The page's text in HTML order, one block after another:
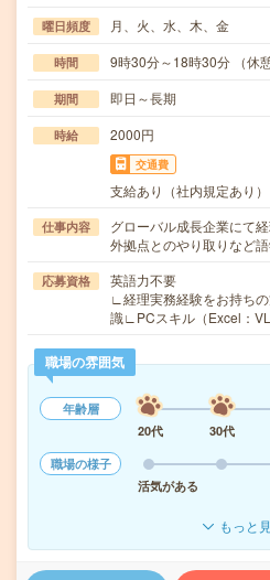
曜日頻度 月、火、水、木、金
時間 9時30分～18時30分 （休
期間 即日～長期
時給 2000円
交通費
支給あり（社内規定あり）
仕事内容
グローバル成長企業にて
外拠点とのやり取りなど
応募資格
英語力不要
∟経理実務経験をお持ち
識∟PCスキル（Excel：
職場の雰囲気
年齢層
20代
30代
職場の様子
活気がある
もっと